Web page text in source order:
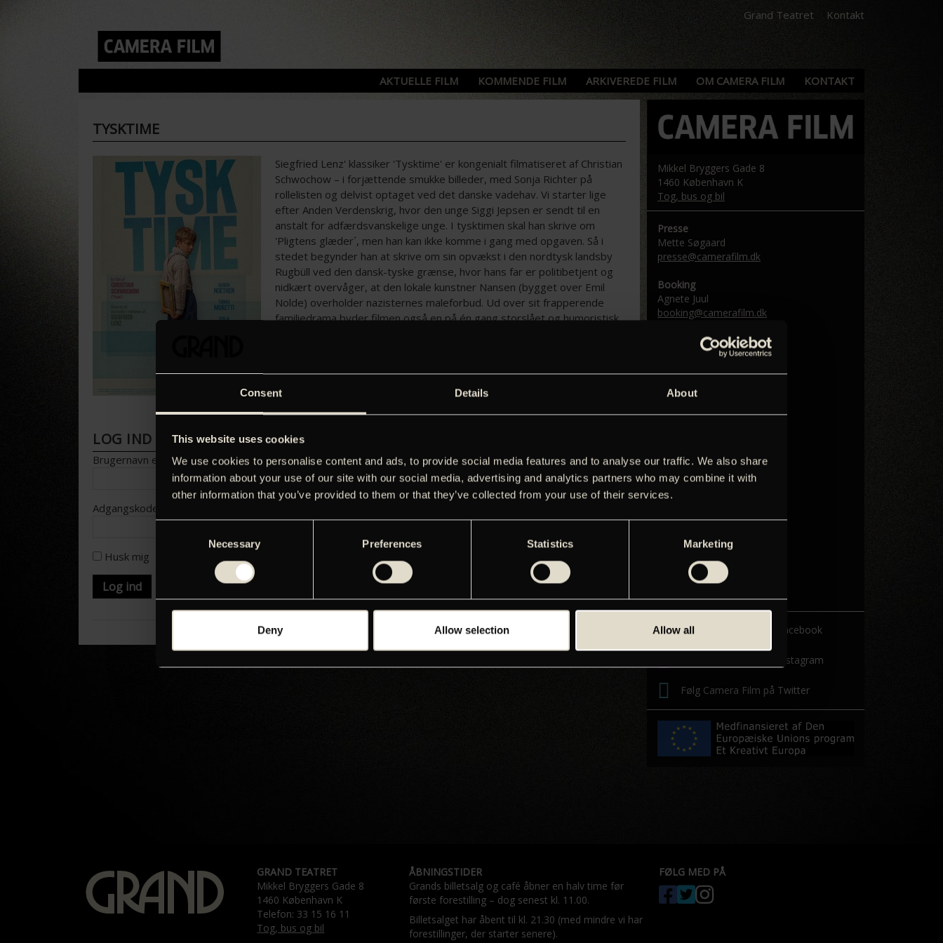
Consent Details About
This website uses cookies
We use cookies to personalise content and ads, to provide social media features and to analyse our traffic. We also share
information about your use of our site with our social media, advertising and analytics partners who may combine it with
other information that you’ve provided to them or that they’ve collected from your use of their services.
Necessary Preferences Statistics Marketing
Deny Allow selection Allow all
Grand Teatret Kontakt
AKTUELLE FILM KOMMENDE FILM ARKIVEREDE FILM OM CAMERA FILM KONTAKT
TYSKTIME
Siegfried Lenz' klassiker 'Tysktime' er kongenialt filmatiseret af Christian
Schwochow – i forjættende smukke billeder, med Sonja Richter på
rollelisten og delvist optaget ved det danske vadehav. Vi starter lige
efter Anden Verdenskrig, hvor den unge Siggi Jepsen er sendt til en
anstalt for adfærdsvanskelige unge. I tysktimen skal han skrive om
'Pligtens glæder´, men han kan ikke komme i gang med opgaven. Så i
stedet begynder han at skrive om sin opvækst i den nordtysk landsby
Rugbüll ved den dansk-tyske grænse, hvor hans far er politibetjent og
nidkært overvåger, at den lokale kunstner Nansen (bygget over Emil
Nolde) overholder nazisternes maleforbud. Ud over sit frapperende
familiedrama byder filmen også en på én gang storslået og humoristisk
LOG IND FOR AT HENTE PRESSEMATERIALE
Brugernavn eller e-mailadresse
Adgangskode
Husk mig
Mikkel Bryggers Gade 8
1460 København K
Tog, bus og bil
Presse
Mette Søgaard
presse@camerafilm.dk
Booking
Agnete Juul
booking@camerafilm.dk
Marketing og distribution
Agnete Juul
christel@camerafilm.dk
Direktør
kim@camerafilm.dk
Telefon: 33 18 11 60
Bogholderi
Christina Christiansen
Følg Camera Film på Facebook
Følg Camera Film på Instagram
Følg Camera Film på Twitter
GRAND TEATRET
Mikkel Bryggers Gade 8
1460 København K
Telefon: 33 15 16 11
Tog, bus og bil
ÅBNINGSTIDER
Grands billetsalg og café åbner en halv time før
første forestilling – dog senest kl. 11.00.
Billetsalget har åbent til kl. 21.30 (med mindre vi har
forestillinger, der starter senere).
FØLG MED PÅ